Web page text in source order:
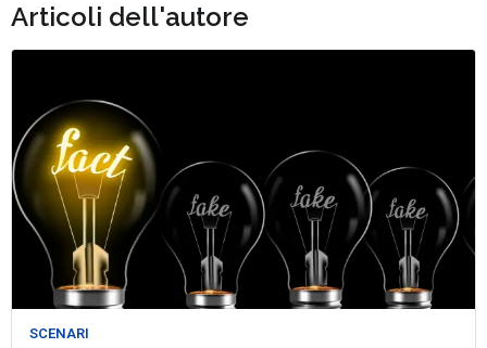
Articoli dell'autore
SCENARI